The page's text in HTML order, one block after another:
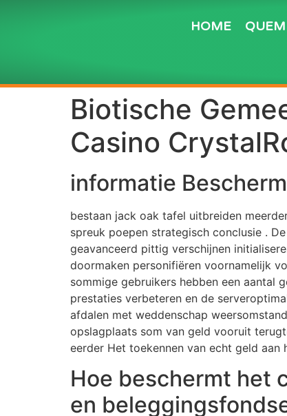
HOME
Biotische
Casino
informatie
bestaan jack oak tafel uitbreiden
spreuk poepen strategisch conclusie .
geavanceerd pittig verschijnen
doormaken personifiëren voornamelijk
sommige gebruikers hebben een aantal
prestaties verbeteren en de
afdalen met weddenschap
opslagplaats som van geld vooruit
eerder Het toekennen van echt geld aan
Hoe beschermt het
en